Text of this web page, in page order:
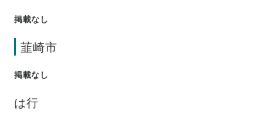
掲載なし
韮崎市
掲載なし
は行